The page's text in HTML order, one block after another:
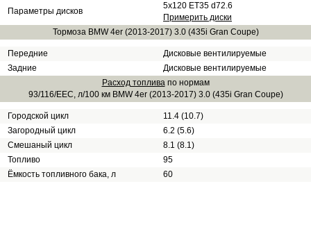
Параметры дисков
5x120 ET35 d72.6
Примерить диски
Тормоза BMW 4er (2013-2017) 3.0 (435i Gran Coupe)
Передние
Дисковые вентилируемые
Задние
Дисковые вентилируемые
Расход топливапо нормам
93/116/EEC, л/100 км BMW 4er (2013-2017) 3.0 (435i Gran Coupe)
Городской цикл
11.4 (10.7)
Загородный цикл
6.2 (5.6)
Смешаный цикл
8.1 (8.1)
Топливо
95
Ёмкость топливного бака, л
60